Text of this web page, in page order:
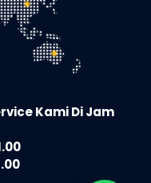
Kami Di Jam